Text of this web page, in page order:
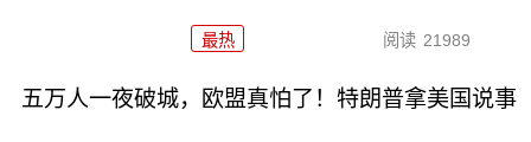
最热 阅读 21989
五万人一夜破城，欧盟真怕了！特朗普拿美国说事